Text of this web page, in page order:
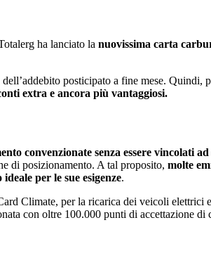
ha lanciato la nuovissima carta
posticipato a fine mese. Quindi,
extra e ancora più vantaggiosi.
convenzionate senza essere vincolati
di posizionamento. A tal proposito, molte
per le sue esigenze.
Climate, per la ricarica dei veicoli elettrici
con oltre 100.000 punti di accettazione di